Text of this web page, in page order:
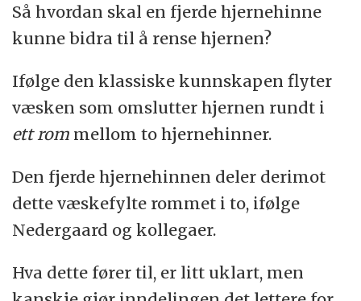
Så hvordan skal en fjerde hjernehinne
kunne bidra til å rense hjernen?
Ifølge den klassiske kunnskapen flyter
væsken som omslutter hjernen rundt i
ett rom mellom to hjernehinner.
Den fjerde hjernehinnen deler derimot
dette væskefylte rommet i to, ifølge
Nedergaard og kollegaer.
Hva dette fører til, er litt uklart, men